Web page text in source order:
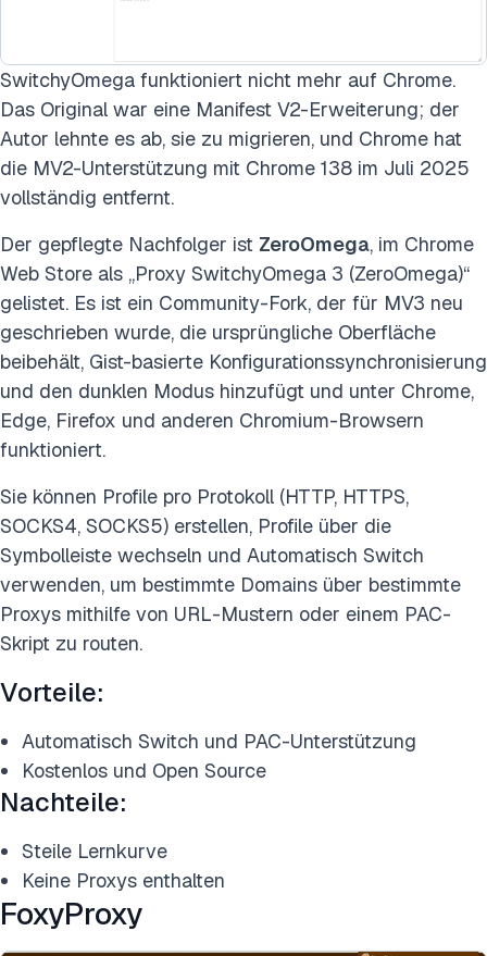
SwitchyOmega funktioniert nicht mehr auf Chrome.
Das Original war eine Manifest V2-Erweiterung; der
Autor lehnte es ab, sie zu migrieren, und Chrome hat
die MV2-Unterstützung mit Chrome 138 im Juli 2025
vollständig entfernt.
Der gepflegte Nachfolger ist ZeroOmega, im Chrome
Web Store als „Proxy SwitchyOmega 3 (ZeroOmega)“
gelistet. Es ist ein Community-Fork, der für MV3 neu
geschrieben wurde, die ursprüngliche Oberfläche
beibehält, Gist-basierte Konfigurationssynchronisierung
und den dunklen Modus hinzufügt und unter Chrome,
Edge, Firefox und anderen Chromium-Browsern
funktioniert.
Sie können Profile pro Protokoll (HTTP, HTTPS,
SOCKS4, SOCKS5) erstellen, Profile über die
Symbolleiste wechseln und Automatisch Switch
verwenden, um bestimmte Domains über bestimmte
Proxys mithilfe von URL-Mustern oder einem PAC-
Skript zu routen.
Vorteile:
Automatisch Switch und PAC-Unterstützung
Kostenlos und Open Source
Nachteile:
Steile Lernkurve
Keine Proxys enthalten
FoxyProxy